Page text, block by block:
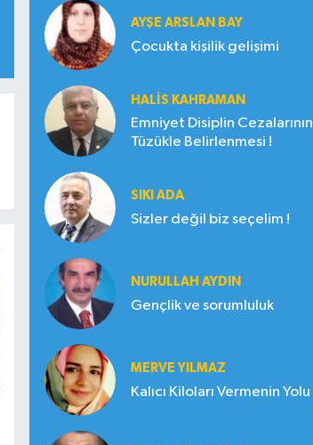
AYŞE ARSLAN BAY
Çocukta kişilik gelişimi
HALIS KAHRAMAN
Emniyet Disiplin Cezalarının
Tüzükle Belirlenmesi !
SIKI ADA
Sizler değil biz seçelim !
NURULLAH AYDIN
Gençlik ve sorumluluk
MERVE YILMAZ
Kalıcı Kiloları Vermenin Yolu